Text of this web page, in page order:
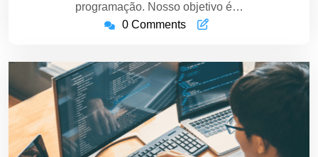
programação. Nosso objetivo é…
0 Comments